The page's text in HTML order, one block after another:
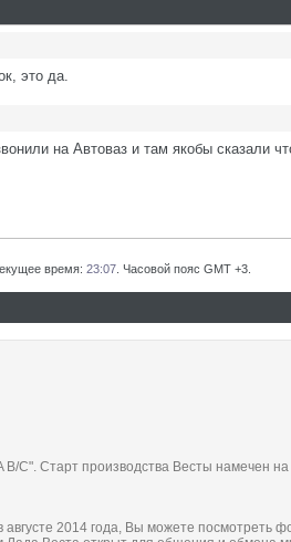
это да.
на Автоваз и там якобы сказали
время: 23:07 . Часовой пояс GMT +3.
Старт производства Весты намечен на
2014 года, Вы можете посмотреть